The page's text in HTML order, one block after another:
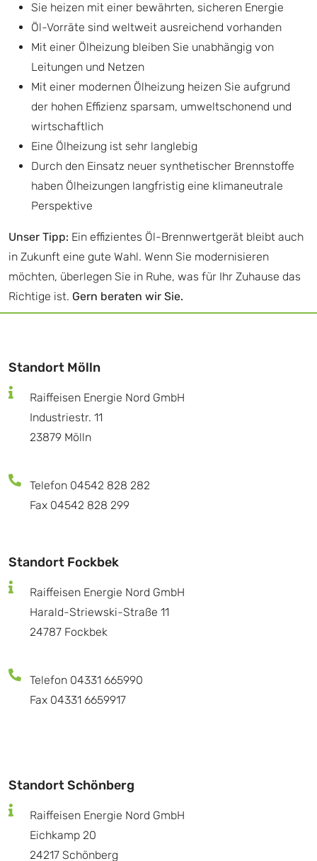
Sie heizen mit einer bewährten, sicheren Energie
Öl-Vorräte sind weltweit ausreichend vorhanden
Mit einer Ölheizung bleiben Sie unabhängig von
Leitungen und Netzen
Mit einer modernen Ölheizung heizen Sie aufgrund
der hohen Effizienz sparsam, umweltschonend und
wirtschaftlich
Eine Ölheizung ist sehr langlebig
Durch den Einsatz neuer synthetischer Brennstoffe
haben Ölheizungen langfristig eine klimaneutrale
Perspektive
Unser Tipp: Ein effizientes Öl-Brennwertgerät bleibt auch
in Zukunft eine gute Wahl. Wenn Sie modernisieren
möchten, überlegen Sie in Ruhe, was für Ihr Zuhause das
Richtige ist. Gern beraten wir Sie.
Standort Mölln
Raiffeisen Energie Nord GmbH
Industriestr. 11
23879 Mölln
Telefon 04542 828 282
Fax 04542 828 299
Standort Fockbek
Raiffeisen Energie Nord GmbH
Harald-Striewski-Straße 11
24787 Fockbek
Telefon 04331 665990
Fax 04331 6659917
Standort Schönberg
Raiffeisen Energie Nord GmbH
Eichkamp 20
24217 Schönberg